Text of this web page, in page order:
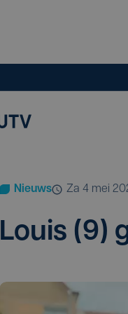
Nieuws za 4 mei
Louis (9)